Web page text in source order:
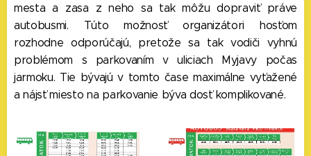
mesta a zasa z neho sa tak môžu dopraviť práve
autobusmi. Túto možnosť organizátori hosťom
rozhodne odporúčajú, pretože sa tak vodiči vyhnú
problémom s parkovaním v uliciach Myjavy počas
jarmoku. Tie bývajú v tomto čase maximálne vyťažené
a nájsť miesto na parkovanie býva dosť komplikované.